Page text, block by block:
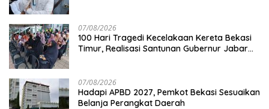
07/08/2026
100 Hari Tragedi Kecelakaan Kereta Bekasi
Timur, Realisasi Santunan Gubernur Jabar
07/08/2026
Hadapi APBD 2027, Pemkot Bekasi Sesuaikan
Belanja Perangkat Daerah